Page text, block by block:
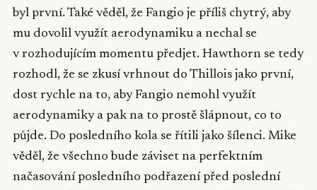
byl první. Také věděl, že Fangio je příliš chytrý, aby
mu dovolil využít aerodynamiku a nechal se
v rozhodujícím momentu předjet. Hawthorn se tedy
rozhodl, že se zkusí vrhnout do Thillois jako první,
dost rychle na to, aby Fangio nemohl využít
aerodynamiky a pak na to prostě šlápnout, co to
půjde. Do posledního kola se řítili jako šílenci. Mike
věděl, že všechno bude záviset na perfektním
načasování posledního podřazení před poslední